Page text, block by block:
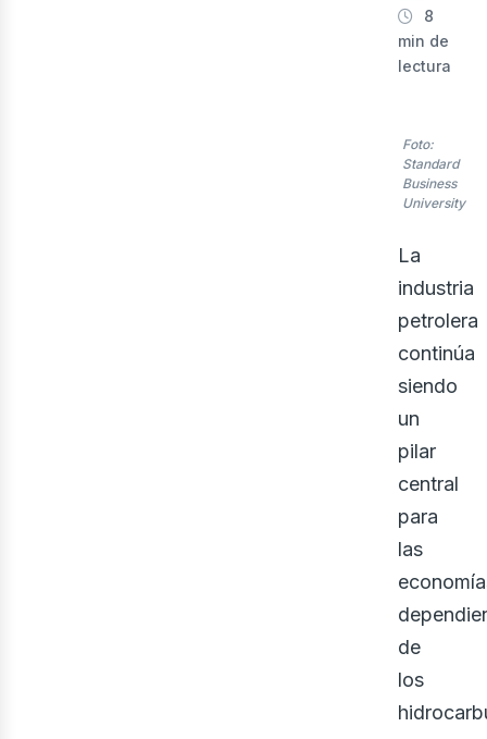
8
min de
lectura
Foto:
Standard
Business
University
La
industria
petrolera
continúa
siendo
un
pilar
central
para
las
de
los